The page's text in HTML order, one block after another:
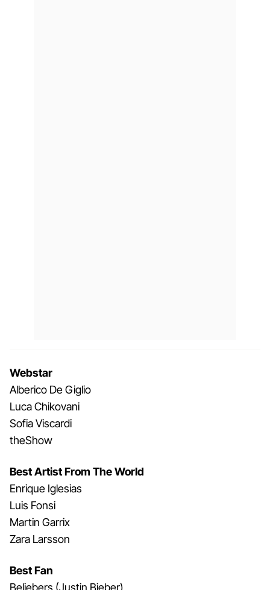
Webstar
Alberico De Giglio
Luca Chikovani
Sofia Viscardi
theShow
Best Artist From The World
Enrique Iglesias
Luis Fonsi
Martin Garrix
Zara Larsson
Best Fan
Beliebers (Justin Bieber)